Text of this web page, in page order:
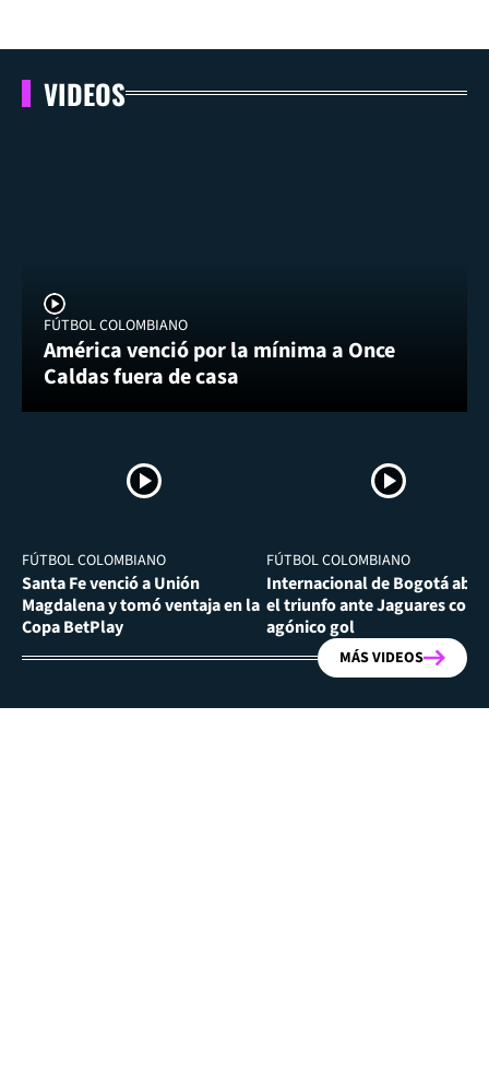
VIDEOS
FÚTBOL COLOMBIANO
América venció por la mínima a Once
Caldas fuera de casa
FÚTBOL COLOMBIANO
Santa Fe venció a Unión
Magdalena y tomó ventaja en la
Copa BetPlay
FÚTBOL COLOMBIANO
Internacional de Bogotá
el triunfo ante Jaguares con
agónico gol
MÁS VIDEOS